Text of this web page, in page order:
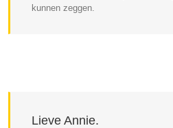
kunnen zeggen.
Lieve Annie.